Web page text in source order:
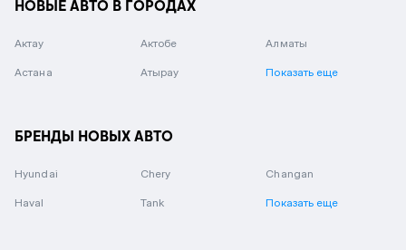
НОВЫЕ АВТО В ГОРОДАХ
Актау Актобе Алматы
Астана Атырау Показать еще
БРЕНДЫ НОВЫХ АВТО
Hyundai Chery Changan
Haval Tank Показать еще